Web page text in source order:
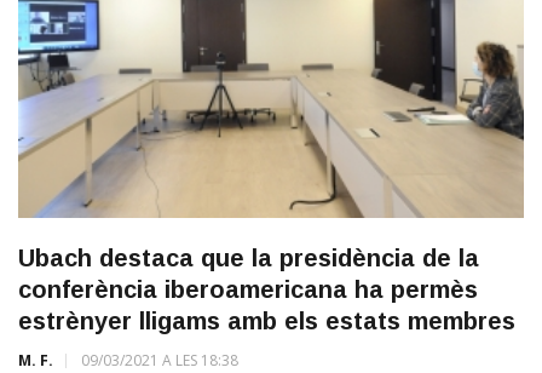
Ubach destaca que la presidència de la
conferència iberoamericana ha permès
estrènyer lligams amb els estats membres
M. F. 09/03/2021 A LES 18:38